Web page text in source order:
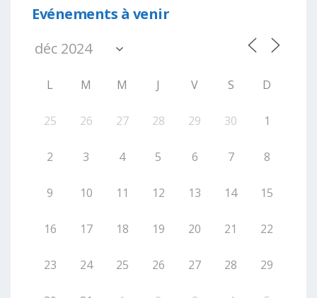
Evénements à venir
L M M J V S D
25 26 27 28 29 30 1
2 3 4 5 6 7 8
9 10 11 12 13 14 15
16 17 18 19 20 21 22
23 24 25 26 27 28 29